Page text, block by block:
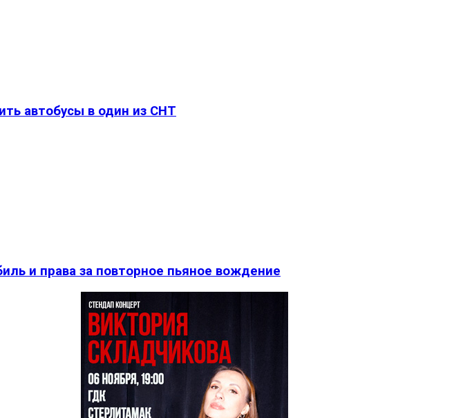
автобусы в один из СНТ
и права за повторное пьяное вождение